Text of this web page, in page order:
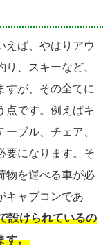
えば、やはりアウ
、スキーなど、
すが、その全てに
点です。例えばキ
ブル、チェア、
要になります。そ
物を運べる車が必
キャブコンであ
設けられているの
す。